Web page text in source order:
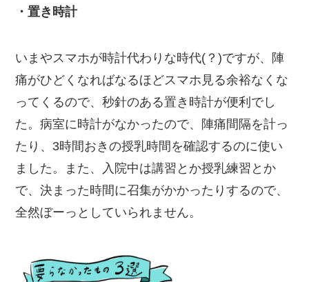
・置き時計
いまやスマホが時計代わりな時代(？)ですが、陣
痛がひどくなればなるほどスマホ見る余裕なくな
ってくるので、秒針のある置き時計が便利でし
た。病室に時計がなかったので、陣痛間隔を計っ
たり、3時間おきの授乳時間を確認するのに使い
ました。また、入院中は講習とか授乳練習とか
で、決まった時間に召集がかかったりするので、
全然ぼーっとしていられません。